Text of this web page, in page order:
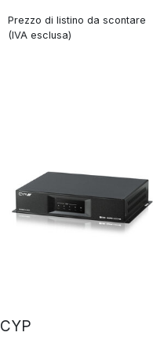
Prezzo di listino da scontare
(IVA esclusa)
CYP